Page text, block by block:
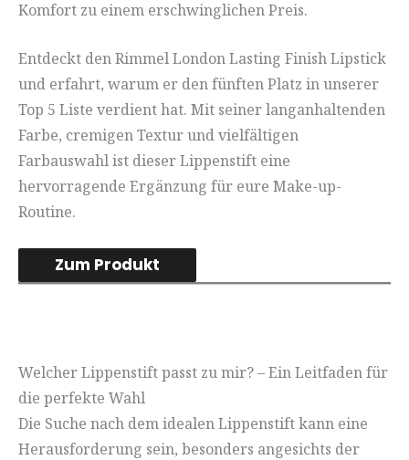
Komfort zu einem erschwinglichen Preis.
Entdeckt den Rimmel London Lasting Finish Lipstick
und erfahrt, warum er den fünften Platz in unserer
Top 5 Liste verdient hat. Mit seiner langanhaltenden
Farbe, cremigen Textur und vielfältigen
Farbauswahl ist dieser Lippenstift eine
hervorragende Ergänzung für eure Make-up-
Routine.
Zum Produkt
Welcher Lippenstift passt zu mir? – Ein Leitfaden für
die perfekte Wahl
Die Suche nach dem idealen Lippenstift kann eine
Herausforderung sein, besonders angesichts der